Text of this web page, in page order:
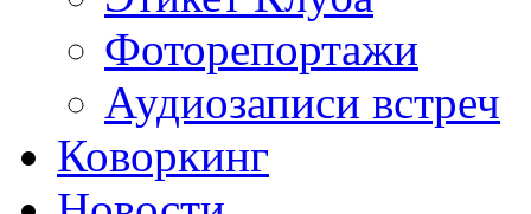
Фоторепортажи
Аудиозаписи встреч
Коворкинг